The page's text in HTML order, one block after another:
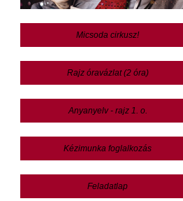
Micsoda cirkusz!
Rajz óravázlat (2 óra)
Anyanyelv - rajz 1. o.
Kézimunka foglalkozás
Feladatlap